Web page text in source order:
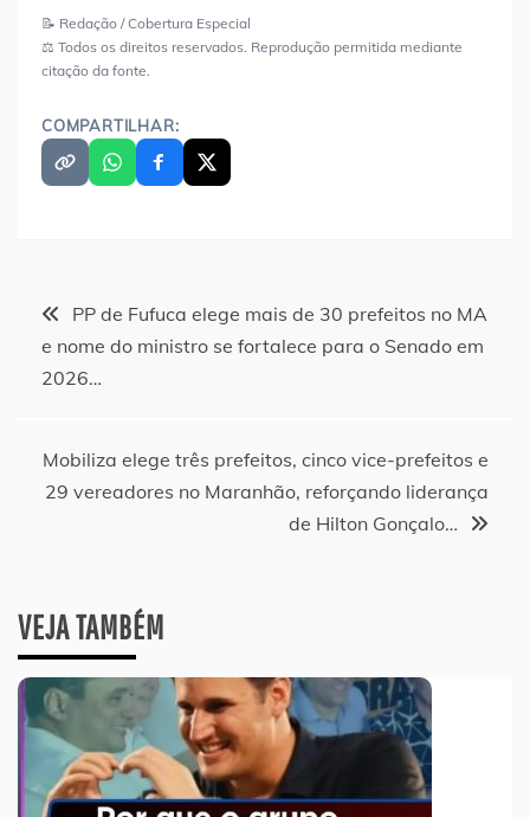
📝 Redação / Cobertura Especial
⚖️ Todos os direitos reservados. Reprodução permitida mediante
citação da fonte.
COMPARTILHAR:
Navegação
de
PP de Fufuca elege mais de 30 prefeitos no MA
e nome do ministro se fortalece para o Senado em
2026…
Mobiliza elege três prefeitos, cinco vice-prefeitos e
29 vereadores no Maranhão, reforçando liderança
de Hilton Gonçalo…
VEJA TAMBÉM